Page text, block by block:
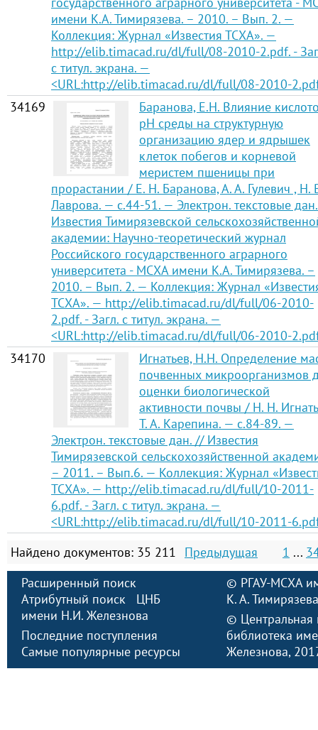
имени К.А. Тимирязева. – 2010. – Вып. 2. —
Коллекция: Журнал «Известия ТСХА». —
http://elib.timacad.ru/dl/full/08-2010-2.pdf. -
с титул. экрана. —
<URL:http://elib.timacad.ru/dl/full/08-2010-
34169
Баранова, Е.Н. Влияние
рН среды на структурную
организацию ядер и ядрышек
клеток побегов и корневой
меристем пшеницы при
прорастании / Е. Н. Баранова, А. А. Гулевич , Н.
Лаврова. — с.44-51. — Электрон. текстовые
Известия Тимирязевской
академии: Научно-теоретический журнал
Российского государственного аграрного
университета - МСХА имени К.А. Тимирязева. –
2010. – Вып. 2. — Коллекция: Журнал
ТСХА». — http://elib.timacad.ru/dl/full/06-2010-
2.pdf. - Загл. с титул. экрана. —
<URL:http://elib.timacad.ru/dl/full/06-2010-
34170
Игнатьев, Н.Н. Определение
почвенных микроорганизмов
оценки биологической
активности почвы / Н. Н.
Т. А. Карепина. — с.84-89. —
Электрон. текстовые дан. // Известия
Тимирязевской сельскохозяйственной
– 2011. – Вып.6. — Коллекция: Журнал
ТСХА». — http://elib.timacad.ru/dl/full/10-2011-
6.pdf. - Загл. с титул. экрана. —
<URL:http://elib.timacad.ru/dl/full/10-2011-
Найдено документов: 35 211
Предыдущая 1 ...
Расширенный поиск
Атрибутный поиск
ЦНБ
имени Н.И. Железнова
Последние поступления
Самые популярные ресурсы
© РГАУ-МСХА
К. А. Тимирязева
© Центральная
библиотека
Железнова,